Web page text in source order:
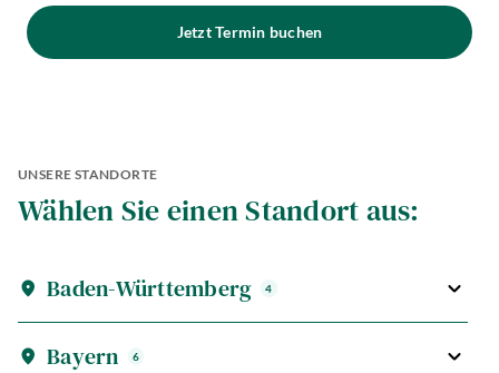
Jetzt Termin buchen
UNSERE STANDORTE
Wählen Sie einen Standort aus:
Baden-Württemberg 4
Bayern 6